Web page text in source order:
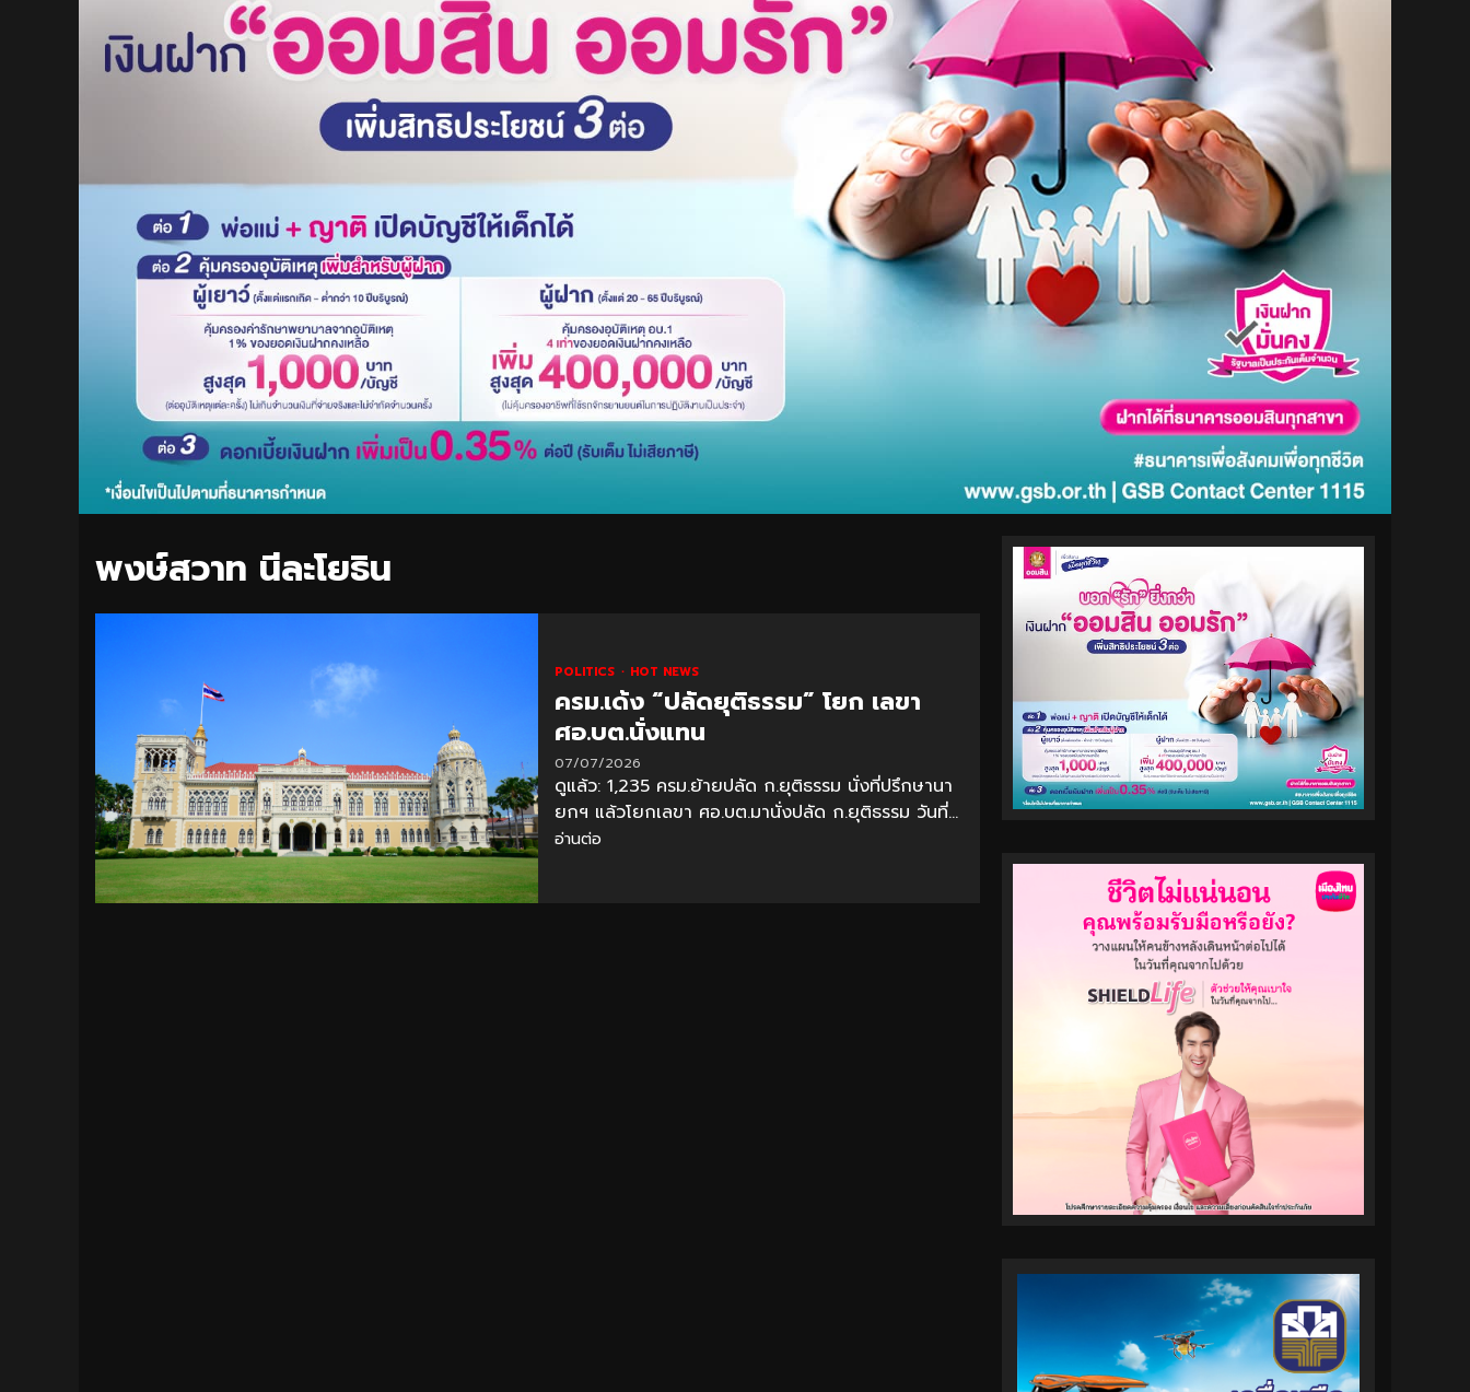
พงษ์สวาท นีละโยธิน
POLITICS HOT NEWS
ครม.เด้ง “ปลัดยุติธรรม” โยก เลขา
ศอ.บต.นั่งแทน
07/07/2026
ดูแล้ว: 1,235 ครม.ย้ายปลัด ก.ยุติธรรม นั่งที่ปรึกษานา
ยกฯ แล้วโยกเลขา ศอ.บต.มานั่งปลัด ก.ยุติธรรม วันที่...
อ่านต่อ